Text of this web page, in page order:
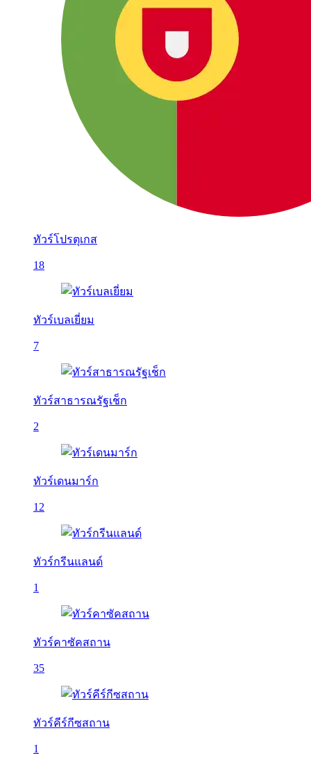
ทัวร์โปรตุเกส
18
ทัวร์เบลเยี่ยม
7
ทัวร์สาธารณรัฐเช็ก
2
ทัวร์เดนมาร์ก
12
ทัวร์กรีนแลนด์
1
ทัวร์คาซัคสถาน
35
ทัวร์คีร์กีซสถาน
1